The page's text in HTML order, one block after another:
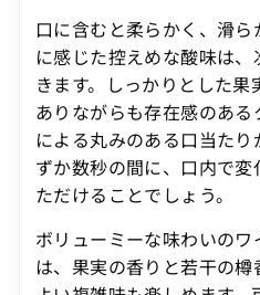
口に含むと柔らかく、滑
に感じた控えめな酸味は
きます。しっかりとした
ありながらも存在感のあ
による丸みのある口当た
ずか数秒の間に、口内で
ただけることでしょう。
ボリューミーな味わいの
は、果実の香りと若干の